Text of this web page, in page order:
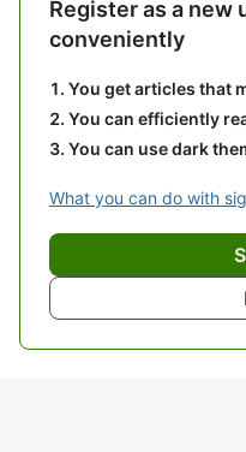
Register as a new
conveniently
You get articles that
You can efficiently
You can use dark
What you can do with